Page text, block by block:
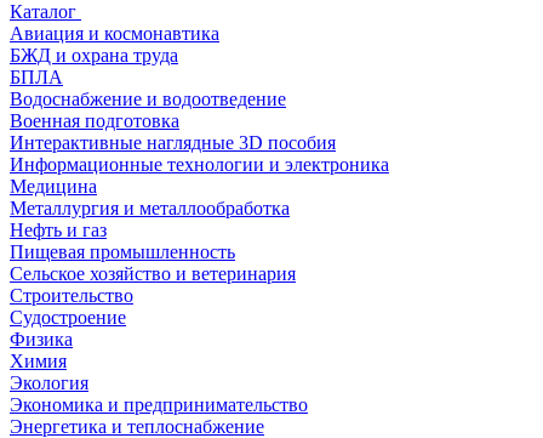
Каталог
Авиация и космонавтика
БЖД и охрана труда
БПЛА
Водоснабжение и водоотведение
Военная подготовка
Интерактивные наглядные 3D пособия
Информационные технологии и электроника
Медицина
Металлургия и металлообработка
Нефть и газ
Пищевая промышленность
Сельское хозяйство и ветеринария
Строительство
Судостроение
Физика
Химия
Экология
Экономика и предпринимательство
Энергетика и теплоснабжение